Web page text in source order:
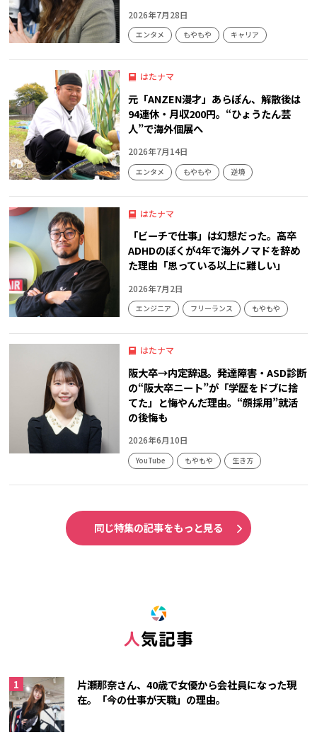
2026年7月28日
エンタメ もやもや キャリア
はたナマ
元「ANZEN漫才」あらぽん、解散後は
94連休・月収200円。“ひょうたん芸
人”で海外個展へ
2026年7月14日
エンタメ もやもや 逆境
はたナマ
「ビーチで仕事」は幻想だった。高卒
ADHDのぼくが4年で海外ノマドを辞め
た理由「思っている以上に難しい」
2026年7月2日
エンジニア フリーランス もやもや
はたナマ
阪大卒→内定辞退。発達障害・ASD診断
の“阪大卒ニート”が「学歴をドブに捨
てた」と悔やんだ理由。“顔採用”就活
の後悔も
2026年6月10日
YouTube もやもや 生き方
同じ特集の記事をもっと見る
人気記事
片瀬那奈さん、40歳で女優から会社員になった現
在。「今の仕事が天職」の理由。